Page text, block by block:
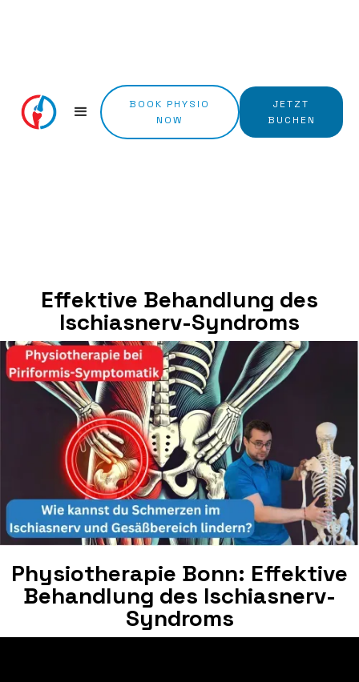
BOOK PHYSIO
NOW
JETZT
BUCHEN
Effektive Behandlung des
Ischiasnerv-Syndroms
Physiotherapie Bonn: Effektive
Behandlung des Ischiasnerv-
Syndroms